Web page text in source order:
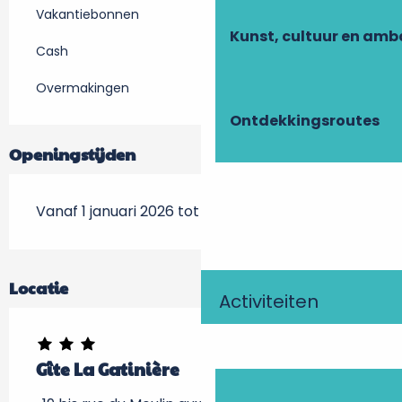
Kunst, cultuur en
Ontdekkingsroutes
Activiteiten
Vakantiebonnen
Cash
Overmakingen
Openingstijden
Vanaf 1 januari 2026 tot 15 september 2026
Locatie
Gîte La Gatinière